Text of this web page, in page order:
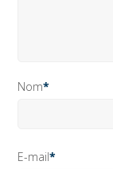
Nom*
E-mail*